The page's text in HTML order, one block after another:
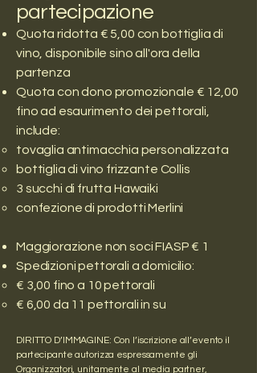
partecipazione
Quota ridotta € 5,00 con bottiglia di
vino, disponibile sino all'ora della
partenza
Quota con dono promozionale € 12,00
fino ad esaurimento dei pettorali,
include:
tovaglia antimacchia personalizzata
bottiglia di vino frizzante Collis
3 succhi di frutta Hawaiki
confezione di prodotti Merlini
Maggiorazione non soci FIASP € 1
Spedizioni pettorali a domicilio:
€ 3,00 fino a 10 pettorali
€ 6,00 da 11 pettorali in su
DIRITTO D’IMMAGINE: Con l’iscrizione all’evento il
partecipante autorizza espressamente gli
Organizzatori, unitamente al media partner,